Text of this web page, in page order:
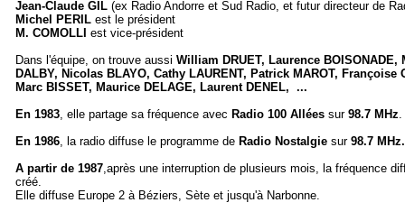
Jean-Claude GIL (ex Radio Andorre et Sud Radio, et futur directeur de
Michel PERIL est le président
M. COMOLLI est vice-président
Dans l'équipe, on trouve aussi William DRUET, Laurence
DALBY, Nicolas BLAYO, Cathy LAURENT, Patrick MAROT, Françoise
Marc BISSET, Maurice DELAGE, Laurent DENEL, ...
En 1983, elle partage sa fréquence avec Radio 100 Allées sur 98.7 MHz.
En 1986, la radio diffuse le programme de Radio Nostalgie sur 98.7 MHz.
A partir de 1987,après une interruption de plusieurs mois, la fréquence
créé.
Elle diffuse Europe 2 à Béziers, Sète et jusqu'à Narbonne.